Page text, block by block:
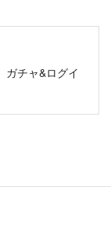
ガチャ&ログイ